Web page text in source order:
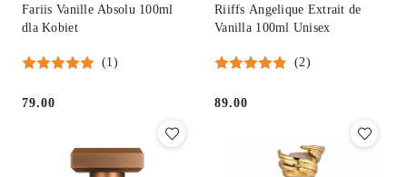
Fariis Vanille Absolu 100ml
dla Kobiet
(1)
79.00
Riiffs Angelique Extrait de
Vanilla 100ml Unisex
(2)
89.00